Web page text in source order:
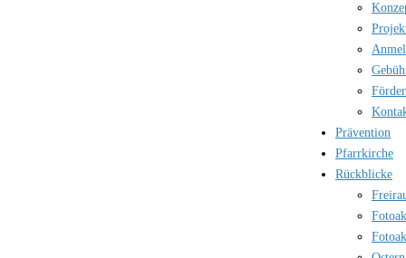
Prävention
Pfarrkirche
Rückblicke